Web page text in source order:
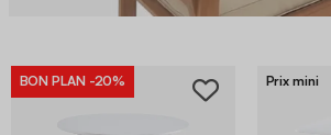
BON PLAN -20% Prix mini